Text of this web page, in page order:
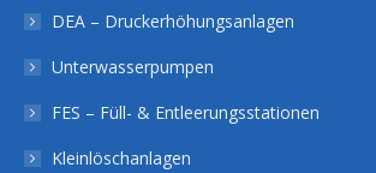
DEA – Druckerhöhungsanlagen
Unterwasserpumpen
FES – Füll- & Entleerungsstationen
Kleinlöschanlagen